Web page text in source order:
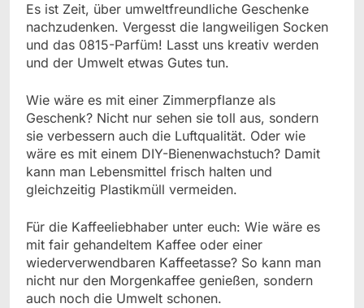
Es ist Zeit, über umweltfreundliche Geschenke
nachzudenken. Vergesst die langweiligen Socken
und das 0815-Parfüm! Lasst uns kreativ werden
und der Umwelt etwas Gutes tun.
Wie wäre es mit einer Zimmerpflanze als
Geschenk? Nicht nur sehen sie toll aus, sondern
sie verbessern auch die Luftqualität. Oder wie
wäre es mit einem DIY-Bienenwachstuch? Damit
kann man Lebensmittel frisch halten und
gleichzeitig Plastikmüll vermeiden.
Für die Kaffeeliebhaber unter euch: Wie wäre es
mit fair gehandeltem Kaffee oder einer
wiederverwendbaren Kaffeetasse? So kann man
nicht nur den Morgenkaffee genießen, sondern
auch noch die Umwelt schonen.